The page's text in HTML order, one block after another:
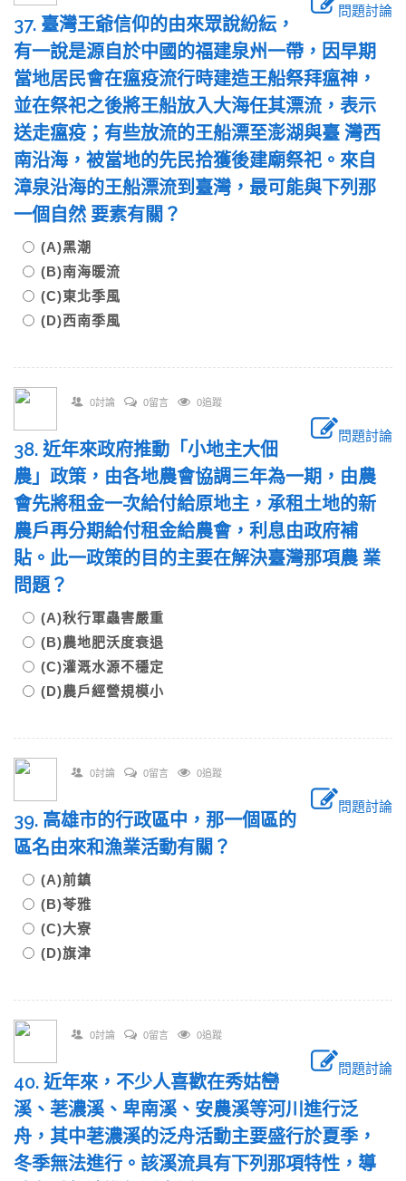
問題討論
37. 臺灣王爺信仰的由來眾說紛紜，
有一說是源自於中國的福建泉州一帶，因早期
當地居民會在瘟疫流行時建造王船祭拜瘟神，
並在祭祀之後將王船放入大海任其漂流，表示
送走瘟疫；有些放流的王船漂至澎湖與臺 灣西
南沿海，被當地的先民拾獲後建廟祭祀。來自
漳泉沿海的王船漂流到臺灣，最可能與下列那
一個自然 要素有關？
(A)黑潮
(B)南海暖流
(C)東北季風
(D)西南季風
0討論 0留言 0追蹤
問題討論
38. 近年來政府推動「小地主大佃
農」政策，由各地農會協調三年為一期，由農
會先將租金一次給付給原地主，承租土地的新
農戶再分期給付租金給農會，利息由政府補
貼。此一政策的目的主要在解決臺灣那項農 業
問題？
(A)秋行軍蟲害嚴重
(B)農地肥沃度衰退
(C)灌溉水源不穩定
(D)農戶經營規模小
0討論 0留言 0追蹤
問題討論
39. 高雄市的行政區中，那一個區的
區名由來和漁業活動有關？
(A)前鎮
(B)苓雅
(C)大寮
(D)旗津
0討論 0留言 0追蹤
問題討論
40. 近年來，不少人喜歡在秀姑巒
溪、荖濃溪、卑南溪、安農溪等河川進行泛
舟，其中荖濃溪的泛舟活動主要盛行於夏季，
冬季無法進行。該溪流具有下列那項特性，導